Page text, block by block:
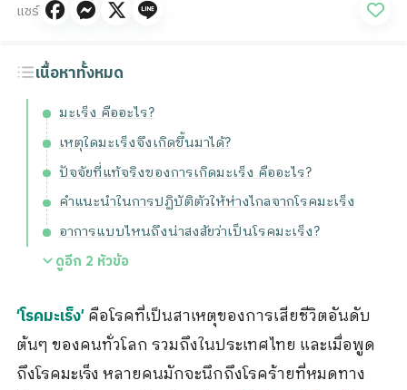
แชร์
เนื้อหาทั้งหมด
มะเร็ง คืออะไร?
เหตุใดมะเร็งจึงเกิดขึ้นมาได้?
ปัจจัยที่แท้จริงของการเกิดมะเร็ง คืออะไร?
คำแนะนำในการปฏิบัติตัวให้ห่างไกลจากโรคมะเร็ง
อาการแบบไหนถึงน่าสงสัยว่าเป็นโรคมะเร็ง?
ดูอีก 2 หัวข้อ
‘โรคมะเร็ง’ คือโรคที่เป็นสาเหตุของการเสียชีวิตอันดับ
ต้นๆ ของคนทั่วโลก รวมถึงในประเทศไทย และเมื่อพูด
ถึงโรคมะเร็ง หลายคนมักจะนึกถึงโรคร้ายที่หมดทาง